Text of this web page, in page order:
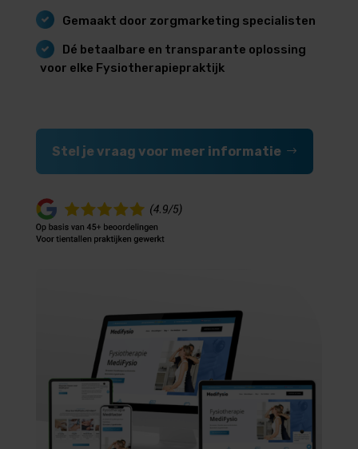
Gemaakt door zorgmarketing specialisten
Dé betaalbare en transparante oplossing
voor elke Fysiotherapiepraktijk
Stel je vraag voor meer informatie